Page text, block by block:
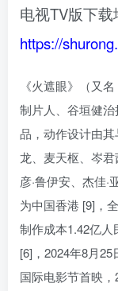
电视TV版下载
https://
《火遮眼》（又
制片人、谷垣健
品，动作设计由
龙、麦天枢、岑
彦·鲁伊安、杰佳
为中国香港 [9]，
制作成本1.42亿
[6]，2024年8月
国际电影节首映